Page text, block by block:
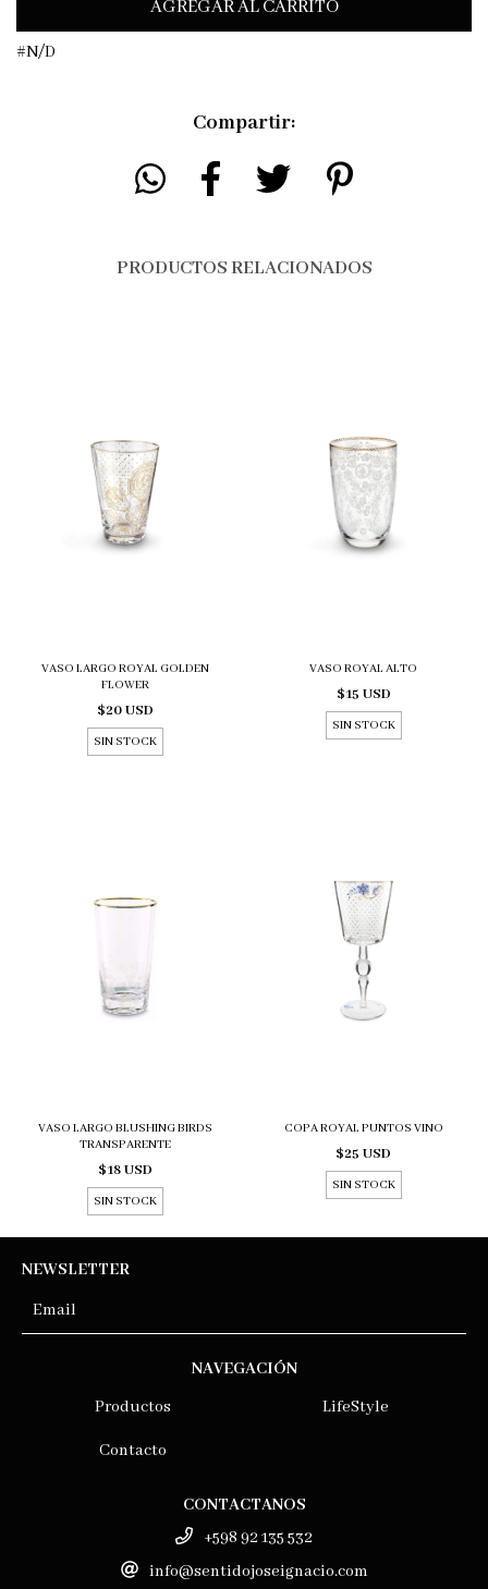
#N/D
Compartir:
PRODUCTOS RELACIONADOS
VASO LARGO ROYAL GOLDEN
FLOWER
$20 USD
SIN STOCK
VASO ROYAL ALTO
$15 USD
SIN STOCK
VASO LARGO BLUSHING BIRDS
TRANSPARENTE
$18 USD
SIN STOCK
COPA ROYAL PUNTOS VINO
$25 USD
SIN STOCK
NEWSLETTER
NAVEGACIÓN
Productos
LifeStyle
Contacto
CONTACTANOS
+598 92 135 532
info@sentidojoseignacio.com